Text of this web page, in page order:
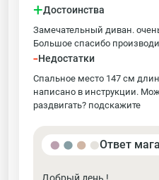
+Достоинства
Замечательный диван.
Большое спасибо
-Недостатки
Спальное место 147 см
написано в инструкции.
раздвигать? подскажите
Ответ